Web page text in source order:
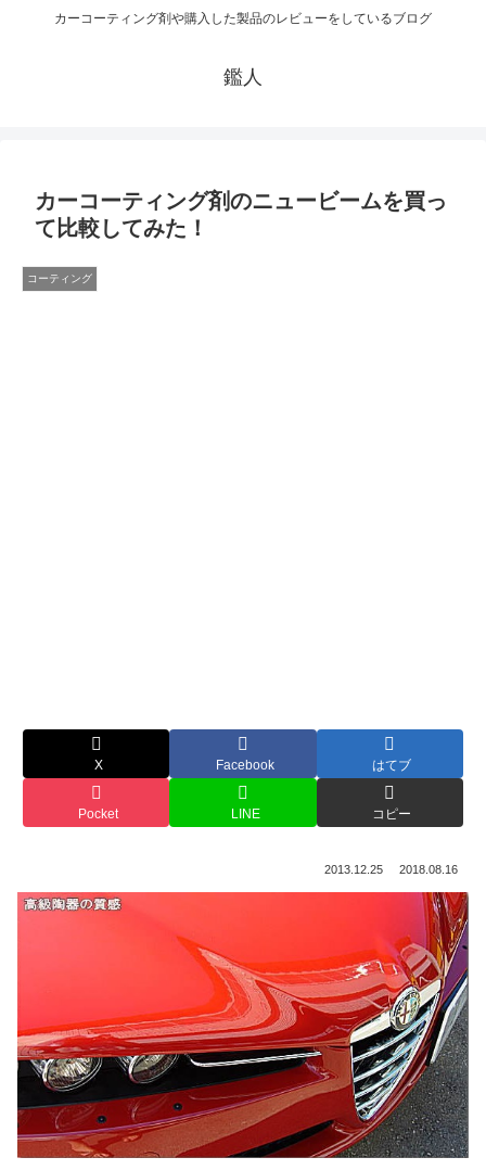
カーコーティング剤や購入した製品のレビューをしているブログ
鑑人
カーコーティング剤のニュービームを買っ
て比較してみた！
コーティング
X Facebook はてブ
Pocket LINE コピー
2013.12.25 2018.08.16